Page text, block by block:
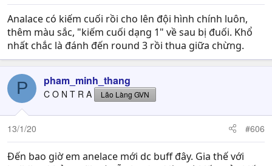
Analace có kiếm cuối rồi cho lên đội hình chính luôn,
thêm màu sắc, "kiếm cuối dạng 1" về sau bị đuối. Khổ
nhất chắc là đánh đến round 3 rồi thua giữa chừng.
P pham_minh_thang
C O N T R A Lão Làng GVN
13/1/20 #606
Đến bao giờ em anelace mới dc buff đây. Gia thế với